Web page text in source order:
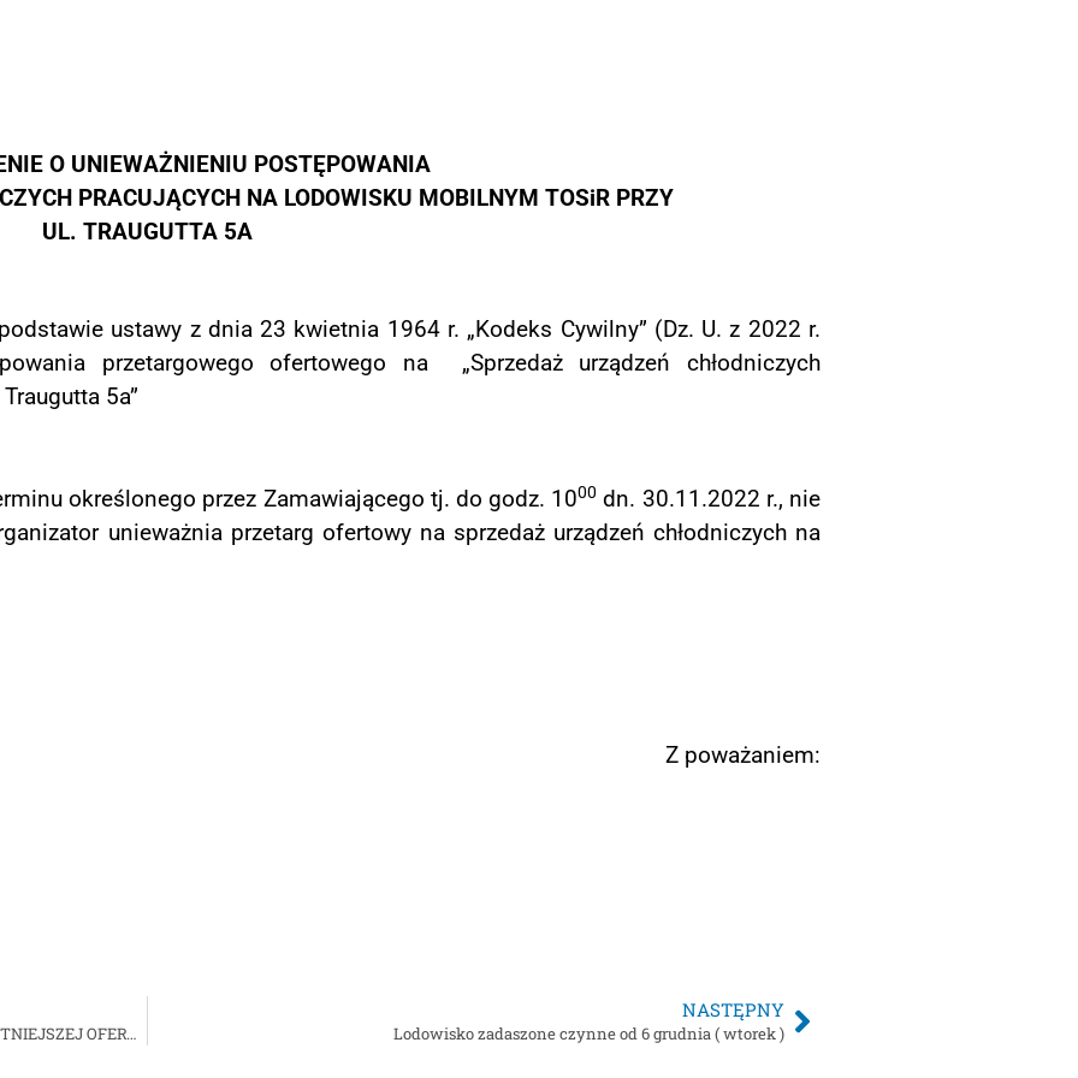
O UNIEWAŻNIENIU POSTĘPOWANIA
PRACUJĄCYCH NA LODOWISKU MOBILNYM TOSiR PRZY
UL. TRAUGUTTA 5A
ustawy z dnia 23 kwietnia 1964 r. „Kodeks Cywilny” (Dz. U. z 2022 r.
przetargowego ofertowego na „Sprzedaż urządzeń chłodniczych
5a”
określonego przez Zamawiającego tj. do godz. 1000 dn. 30.11.2022 r., nie
unieważnia przetarg ofertowy na sprzedaż urządzeń chłodniczych na
poważaniem:
INFORMACJA Z OTWARCIA OFERT ORAZ WYBORZE NAJKORZYSTNIEJSZEJ OFERTY
NASTĘPNY
Lodowisko zadaszone czynne od 6 grudnia ( wtorek )